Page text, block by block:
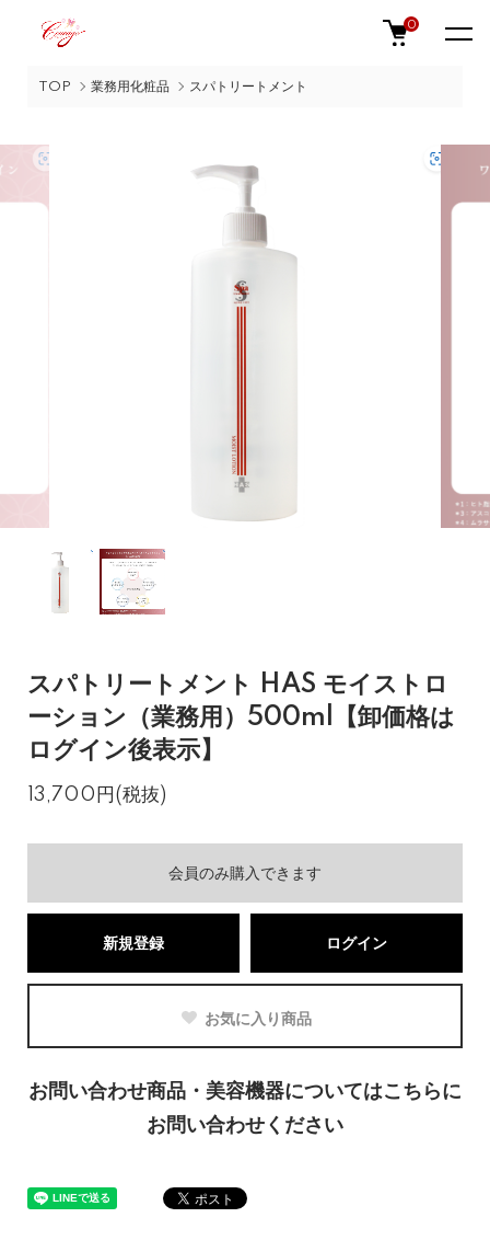
0
TOP 業務用化粧品 スパトリートメント
スパトリートメント HAS モイストロ
ーション（業務用）500ml【卸価格は
ログイン後表示】
13,700円(税抜)
会員のみ購入できます
新規登録 ログイン
お気に入り商品
お問い合わせ商品・美容機器についてはこちらに
お問い合わせください